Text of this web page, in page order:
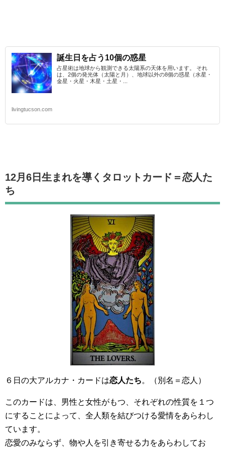
誕生日を占う10個の惑星
占星術は地球から観測できる太陽系の天体を用います。 それ
は、2個の発光体（太陽と月）、地球以外の8個の惑星（水星・
金星・火星・木星・土星・...
livingtucson.com
12月6日生まれを導くタロットカード ＝恋人た
ち
６日の大アルカナ・カードは恋人たち。（別名＝恋人）
このカードは、男性と女性がもつ、それぞれの性質を１つ
にすることによって、全人類を結びつける愛情をあらわし
ています。
恋愛のみならず、物や人を引き寄せる力をあらわしてお